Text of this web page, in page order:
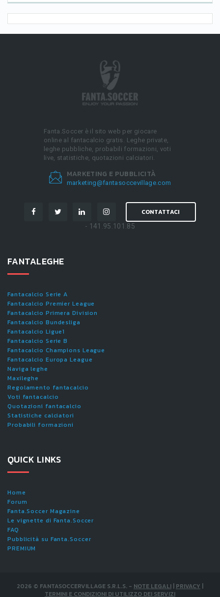
Fanta.Soccer è il sito web per giocare
online al fantacalcio gratis. Leghe private,
leghe pubbliche, probabili formazioni, voti
live, statistiche, quotazioni calciatori.
MARKETING E PUBBLICITÀ
marketing@fantasoccevillage.com
CONTATTACI
- 141.95.101.85
FANTALEGHE
Fantacalcio Serie A
Fantacalcio Premier League
Fantacalcio Primera Division
Fantacalcio Bundesliga
Fantacalcio Ligue1
Fantacalcio Serie B
Fantacalcio Champions League
Fantacalcio Europa League
Naviga leghe
Maxileghe
Regolamento fantacalcio
Voti fantacalcio
Quotazioni fantacalcio
Statistiche calciatori
Probabili formazioni
QUICK LINKS
Home
Forum
Fanta.Soccer Magazine
Le vignette di Fanta.Soccer
FAQ
Pubblicità su Fanta.Soccer
PREMIUM
2026 © FANTASOCCERVILLAGE S.R.L.S. - NOTE LEGALI | PRIVACY |
TERMINI E CONDIZIONI DI UTILIZZO DEI SERVIZI